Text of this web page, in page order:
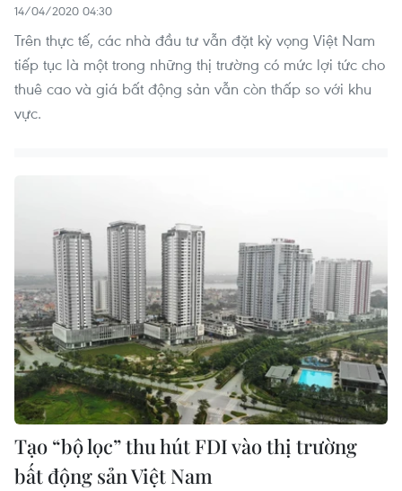
14/04/2020 04:30
Trên thực tế, các nhà đầu tư vẫn đặt kỳ vọng Việt Nam
tiếp tục là một trong những thị trường có mức lợi tức cho
thuê cao và giá bất động sản vẫn còn thấp so với khu
vực.
Tạo “bộ lọc” thu hút FDI vào thị trường
bất động sản Việt Nam